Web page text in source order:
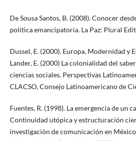
De Sousa Santos, B. (2008). Conocer
política emancipatoria. La Paz: Plural
Dussel, E. (2000). Europa, Modernidad y
Lander, E. (2000) La colonialidad del
ciencias sociales. Perspectivas
CLACSO, Consejo Latinoamericano de
Fuentes, R. (1998). La emergencia de un
Continuidad utópica y estructuración
investigación de comunicación en